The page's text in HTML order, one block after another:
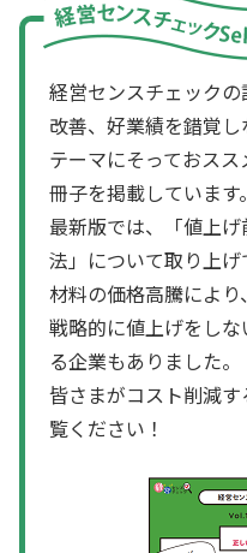
経営センスチェック
改善、好業績を錯覚し
テーマにそっておス
冊子を掲載しています。
最新版では、「値上
法」について取り上
材料の価格高騰によ
戦略的に値上げをし
る企業もありました。
皆さまがコスト削減
覧ください！